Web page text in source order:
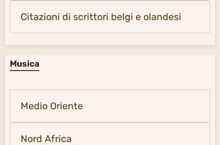
Citazioni di scrittori belgi e olandesi
Musica
Medio Oriente
Nord Africa